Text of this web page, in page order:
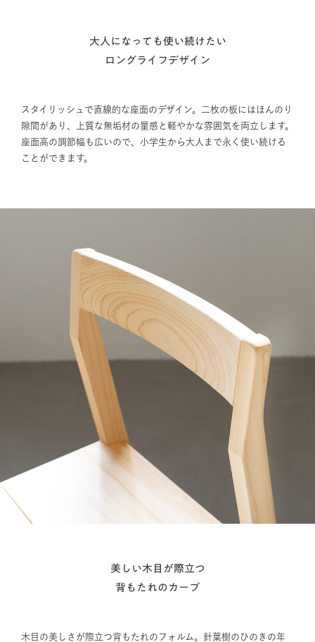
大人になっても使い続けたい
ロングライフデザイン
スタイリッシュで直線的な座面のデザイン。二枚の板にはほんのり
隙間があり、上質な無垢材の量感と軽やかな雰囲気を両立します。
座面高の調節幅も広いので、小学生から大人まで永く使い続ける
ことができます。
美しい木目が際立つ
背もたれのカーブ
木目の美しさが際立つ背もたれのフォルム。針葉樹のひのきの年